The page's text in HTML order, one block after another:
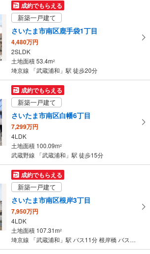
成約でもらえる
新築一戸建て
さいたま市南区鹿手袋1丁目
4,480万円
2SLDK
土地面積 53.4m2
埼京線 「武蔵浦和」駅 徒歩20分
成約でもらえる
新築一戸建て
さいたま市南区白幡6丁目
7,299万円
4LDK
土地面積 100.09m2
武蔵野線 「武蔵浦和」駅 徒歩15分
成約でもらえる
新築一戸建て
さいたま市南区根岸3丁目
7,950万円
4LDK
土地面積 107.31m2
埼京線 「武蔵浦和」駅 バス11分 根岸橋 バス停下車 徒歩1分